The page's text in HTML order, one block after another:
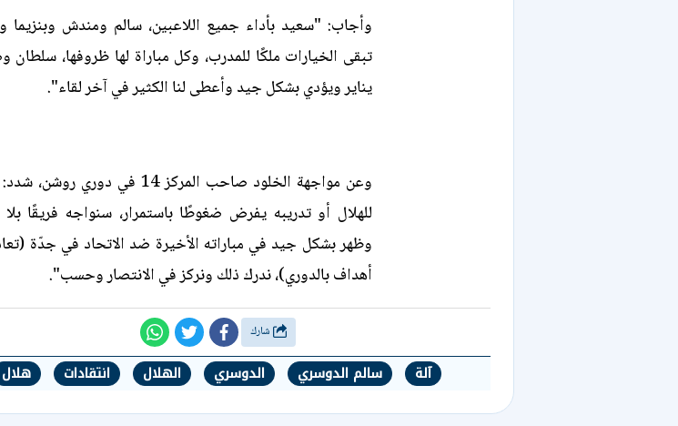
وأجاب: "سعيد بأداء جميع اللاعبين، سالم ومندش وبنزيما
تبقى الخيارات ملكًا للمدرب، وكل مباراة لها ظروفها،
يناير ويؤدي بشكل جيد وأعطى لنا الكثير في آخر لقاء".
وعن مواجهة الخلود صاحب المركز 14 في دوري
للهلال أو تدريبه يفرض ضغوطًا باستمرار، سنواجه فريقًا
وظهر بشكل جيد في مباراته الأخيرة ضد الاتحاد في جدّة
أهداف بالدوري)، ندرك ذلك ونركز في الانتصار وحسب".
آلة سالم الدوسري الدوسري الهلال انتقادات هلال